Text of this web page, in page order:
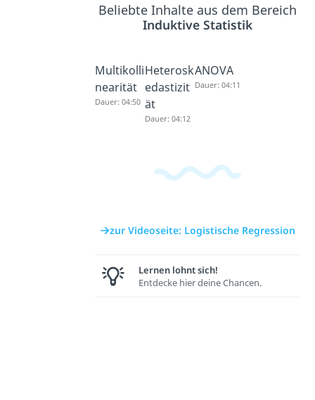
Beliebte Inhalte aus dem Bereich
Induktive Statistik
Multikolli
nearität
Dauer: 04:50
Heterosk
edastizit
ät
Dauer: 04:12
ANOVA
Dauer: 04:11
zur Videoseite: Logistische Regression
Lernen lohnt sich!
Entdecke hier deine Chancen.